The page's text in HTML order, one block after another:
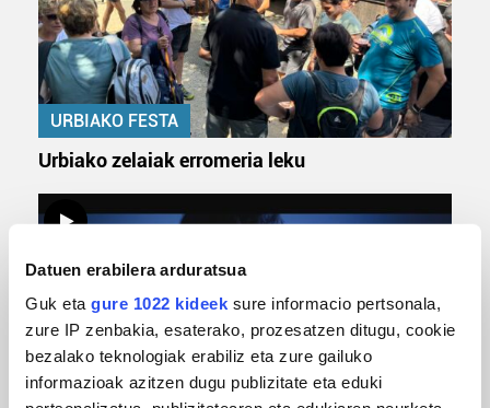
Datuen erabilera arduratsua
Guk eta gure 1022 kideek sure informacio pertsonala,
zure IP zenbakia, esaterako, prozesatzen ditugu, cookie
bezalako teknologiak erabiliz eta zure gailuko
informazioak azitzen dugu publizitate eta eduki
URBIAKO FESTA
Urbiako zelaiak erromeria leku